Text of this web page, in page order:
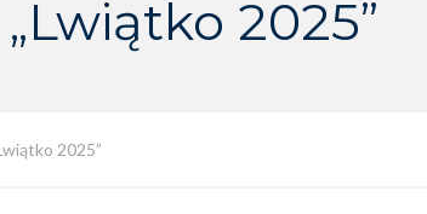
2025”
2025”